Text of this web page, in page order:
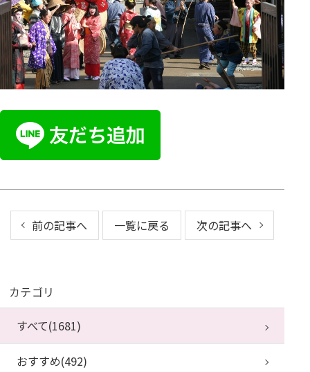
前の記事へ 一覧に戻る 次の記事へ
カテゴリ
すべて(1681)
おすすめ(492)